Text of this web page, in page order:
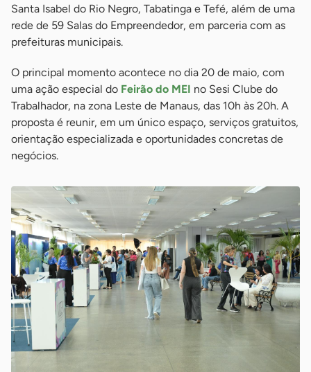
Santa Isabel do Rio Negro, Tabatinga e Tefé, além de uma
rede de 59 Salas do Empreendedor, em parceria com as
prefeituras municipais.
O principal momento acontece no dia 20 de maio, com
uma ação especial do Feirão do MEI no Sesi Clube do
Trabalhador, na zona Leste de Manaus, das 10h às 20h. A
proposta é reunir, em um único espaço, serviços gratuitos,
orientação especializada e oportunidades concretas de
negócios.